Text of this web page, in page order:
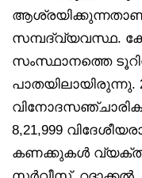
ആശ്രയിക്കുന്നതാണ്
സമ്പദ്‌വ്യവസ്ഥ.
സംസ്ഥാനത്തെ
പാതയിലായിരുന്നു.
8,21,999
കണക്കുകൾ